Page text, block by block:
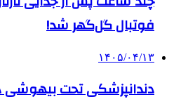
فوتبال گل‌گهر شد!
۱۴۰۵/۰۴/۱۳
دندانپزشکی تحت بیهوشی